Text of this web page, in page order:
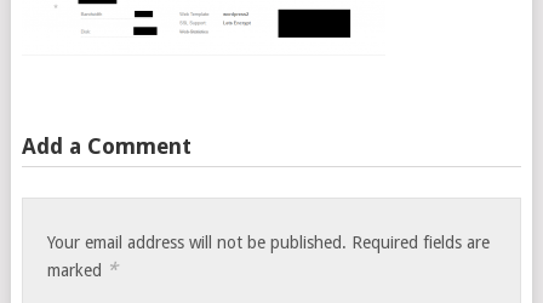
Add a Comment
Your email address will not be published. Required fields are
marked *